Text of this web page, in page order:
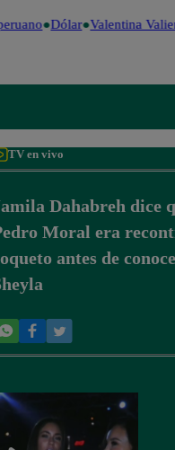
Dólar Valentina
TV en vivo
Dahabreh dice
Moral era
antes de